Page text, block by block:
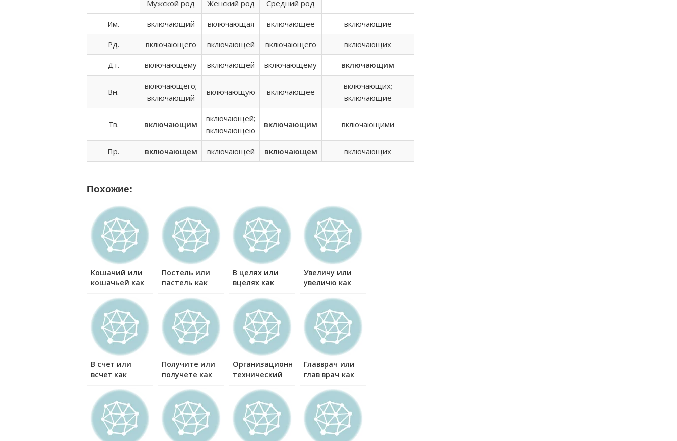
Мужской род
Женский род Средний род
Им. включающий включающая включающее включающие
Рд. включающего включающей включающего включающих
Дт. включающему включающей включающему включающим
Вн.
включающего;
включающий
включающую включающее
включающих;
включающие
Тв. включающим
включающей;
включающею
включающим включающими
Пр. включающем включающей включающем включающих
Похожие:
Кошачий или
кошачьей как
Постель или
пастель как
В целях или
вцелях как
Увеличу или
увеличю как
В счет или
всчет как
Получите или
получете как
Организационно-
технический
организационно
технический
как правильно?
Главврач или
глав врач как